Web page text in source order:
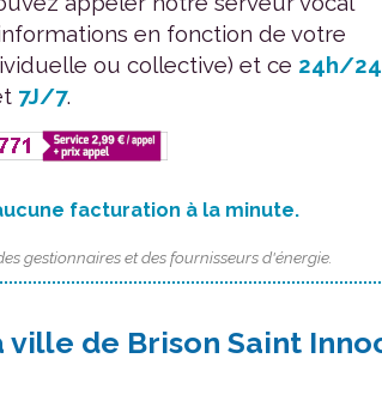
en fonction de votre
ou collective) et ce 24h/24
7J/7.
facturation à la minute.
gestionnaires et des fournisseurs d'énergie.
de Brison Saint